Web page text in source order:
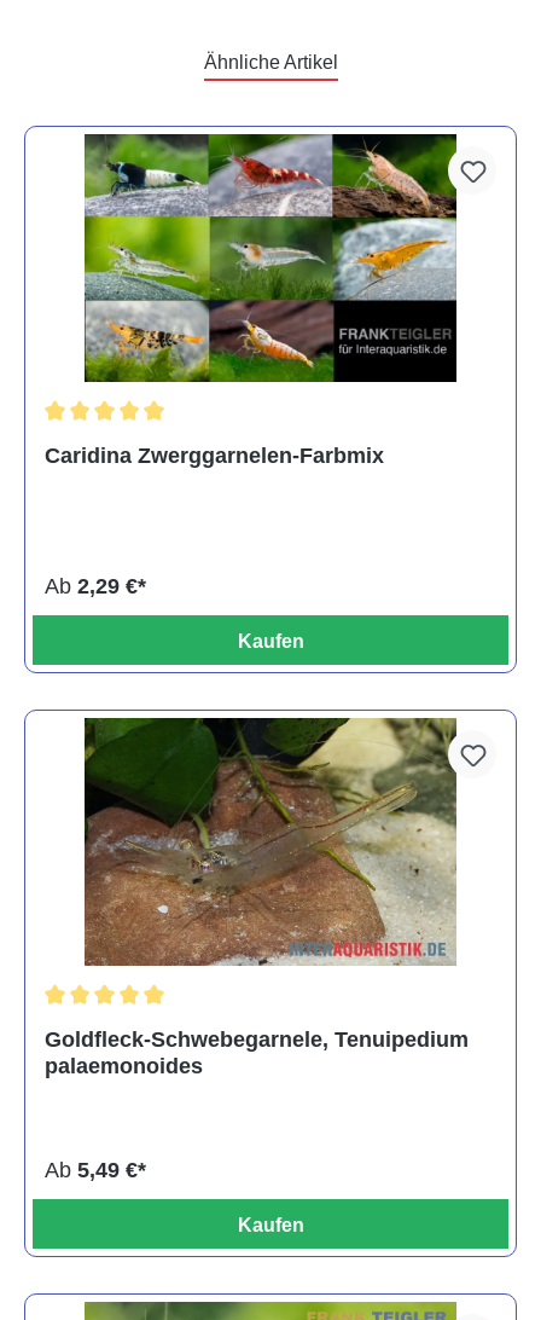
Ähnliche Artikel
Caridina Zwerggarnelen-Farbmix
Ab 2,29 €*
Kaufen
Goldfleck-Schwebegarnele, Tenuipedium
palaemonoides
Ab 5,49 €*
Kaufen